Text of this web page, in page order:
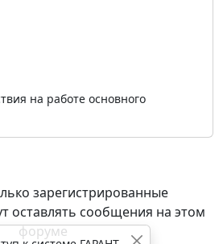
на работе основного
зарегистрированные
оставлять сообщения на этом
форуме